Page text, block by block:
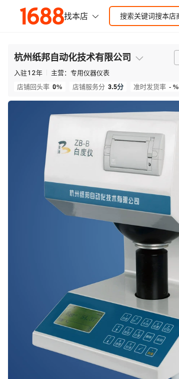
杭州纸邦自动化技术有限公司
入驻12年 主营： 专用仪器仪表
店铺回头率 0% 店铺服务分 3.5分 准时发货率 - %